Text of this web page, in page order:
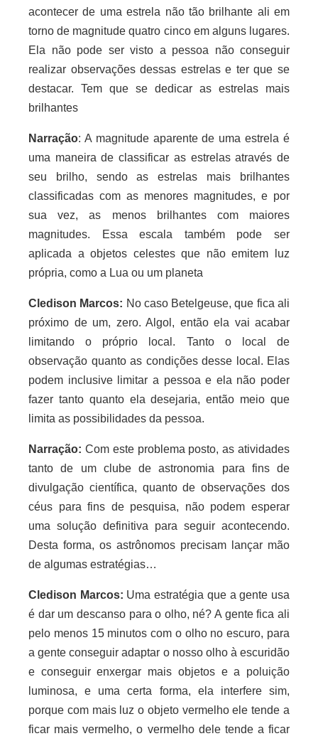
acontecer de uma estrela não tão brilhante ali em
torno de magnitude quatro cinco em alguns lugares.
Ela não pode ser visto a pessoa não conseguir
realizar observações dessas estrelas e ter que se
destacar. Tem que se dedicar as estrelas mais
brilhantes
Narração: A magnitude aparente de uma estrela é
uma maneira de classificar as estrelas através de
seu brilho, sendo as estrelas mais brilhantes
classificadas com as menores magnitudes, e por
sua vez, as menos brilhantes com maiores
magnitudes. Essa escala também pode ser
aplicada a objetos celestes que não emitem luz
própria, como a Lua ou um planeta
Cledison Marcos: No caso Betelgeuse, que fica ali
próximo de um, zero. Algol, então ela vai acabar
limitando o próprio local. Tanto o local de
observação quanto as condições desse local. Elas
podem inclusive limitar a pessoa e ela não poder
fazer tanto quanto ela desejaria, então meio que
limita as possibilidades da pessoa.
Narração: Com este problema posto, as atividades
tanto de um clube de astronomia para fins de
divulgação científica, quanto de observações dos
céus para fins de pesquisa, não podem esperar
uma solução definitiva para seguir acontecendo.
Desta forma, os astrônomos precisam lançar mão
de algumas estratégias…
Cledison Marcos: Uma estratégia que a gente usa
é dar um descanso para o olho, né? A gente fica ali
pelo menos 15 minutos com o olho no escuro, para
a gente conseguir adaptar o nosso olho à escuridão
e conseguir enxergar mais objetos e a poluição
luminosa, e uma certa forma, ela interfere sim,
porque com mais luz o objeto vermelho ele tende a
ficar mais vermelho, o vermelho dele tende a ficar